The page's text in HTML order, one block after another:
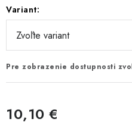
KONTAKTY
ZNAČKY
Navštívte našu predajňu vo
Variant:
Pre zobrazenie dostupnosti
10,10 €